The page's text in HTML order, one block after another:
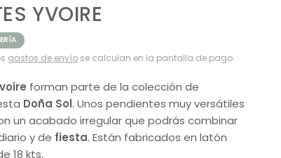
YVOIRE
gastos de envío se calculan en la pantalla de pago.
forman parte de la colección de
Doña Sol. Unos pendientes muy versátiles
un acabado irregular que podrás combinar
y de fiesta. Están fabricados en latón
18 kts.